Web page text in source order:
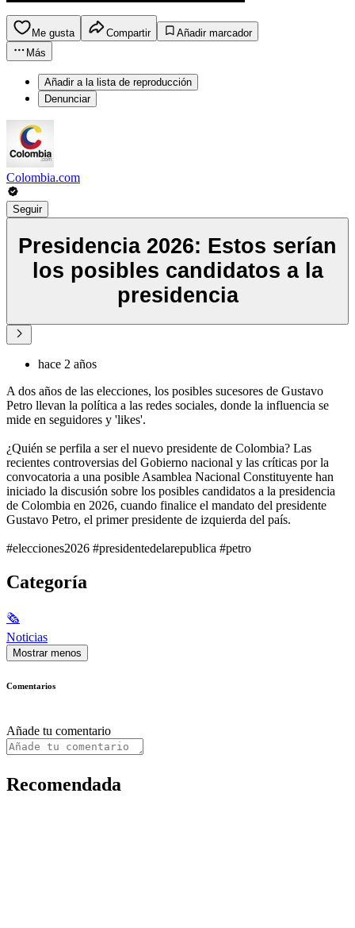
Me gusta Compartir
Añadir marcador
Más
Añadir a la lista de reproducción
Denunciar
Colombia.com
Seguir
Presidencia 2026: Estos serían
los posibles candidatos a la
presidencia
hace 2 años
A dos años de las elecciones, los posibles sucesores de Gustavo
Petro llevan la política a las redes sociales, donde la influencia se
mide en seguidores y 'likes'.
¿Quién se perfila a ser el nuevo presidente de Colombia? Las
recientes controversias del Gobierno nacional y las críticas por la
convocatoria a una posible Asamblea Nacional Constituyente han
iniciado la discusión sobre los posibles candidatos a la presidencia
de Colombia en 2026, cuando finalice el mandato del presidente
Gustavo Petro, el primer presidente de izquierda del país.
#elecciones2026 #presidentedelarepublica #petro
Categoría
🗞
Noticias
Mostrar menos
Comentarios
Añade tu comentario
Recomendada